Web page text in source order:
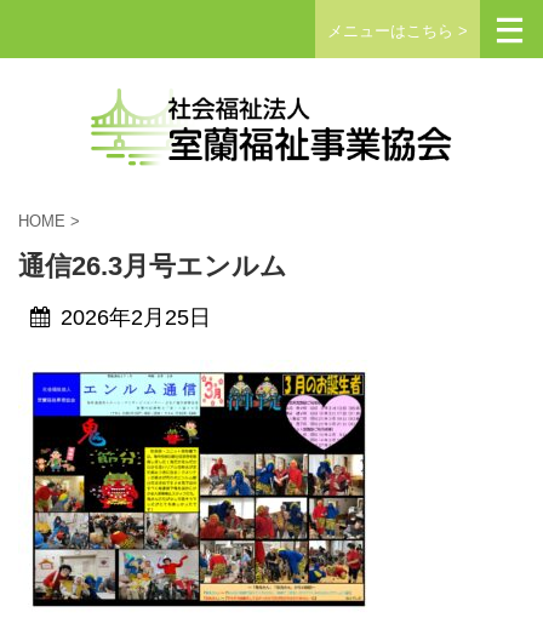
メニューはこちら >
HOME >
通信26.3月号エンルム
2026年2月25日